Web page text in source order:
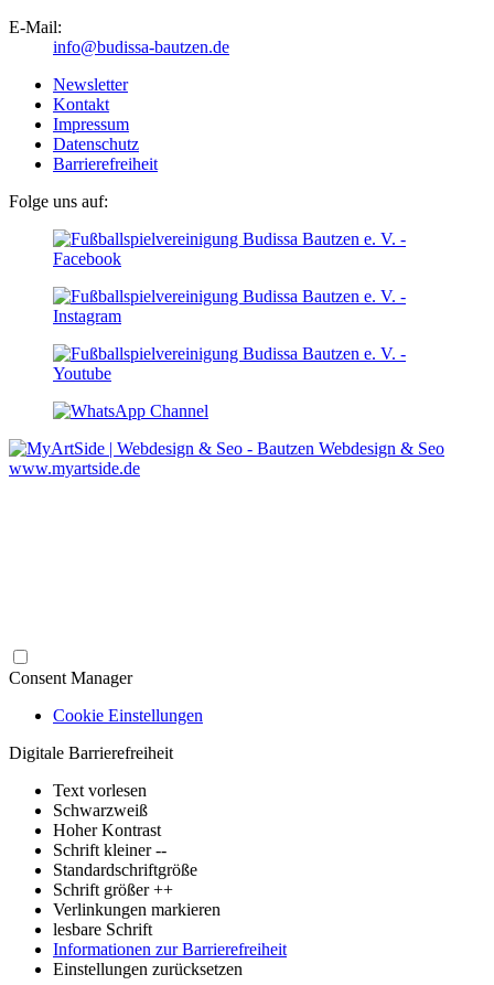
E-Mail:
info@budissa-bautzen.de
Newsletter
Kontakt
Impressum
Datenschutz
Barrierefreiheit
Folge uns auf:
Webdesign & Seo
www.myartside.de
Consent Manager
Cookie Einstellungen
Digitale Barrierefreiheit
Text vorlesen
Schwarzweiß
Hoher Kontrast
Schrift kleiner --
Standardschriftgröße
Schrift größer ++
Verlinkungen markieren
lesbare Schrift
Informationen zur Barrierefreiheit
Einstellungen zurücksetzen